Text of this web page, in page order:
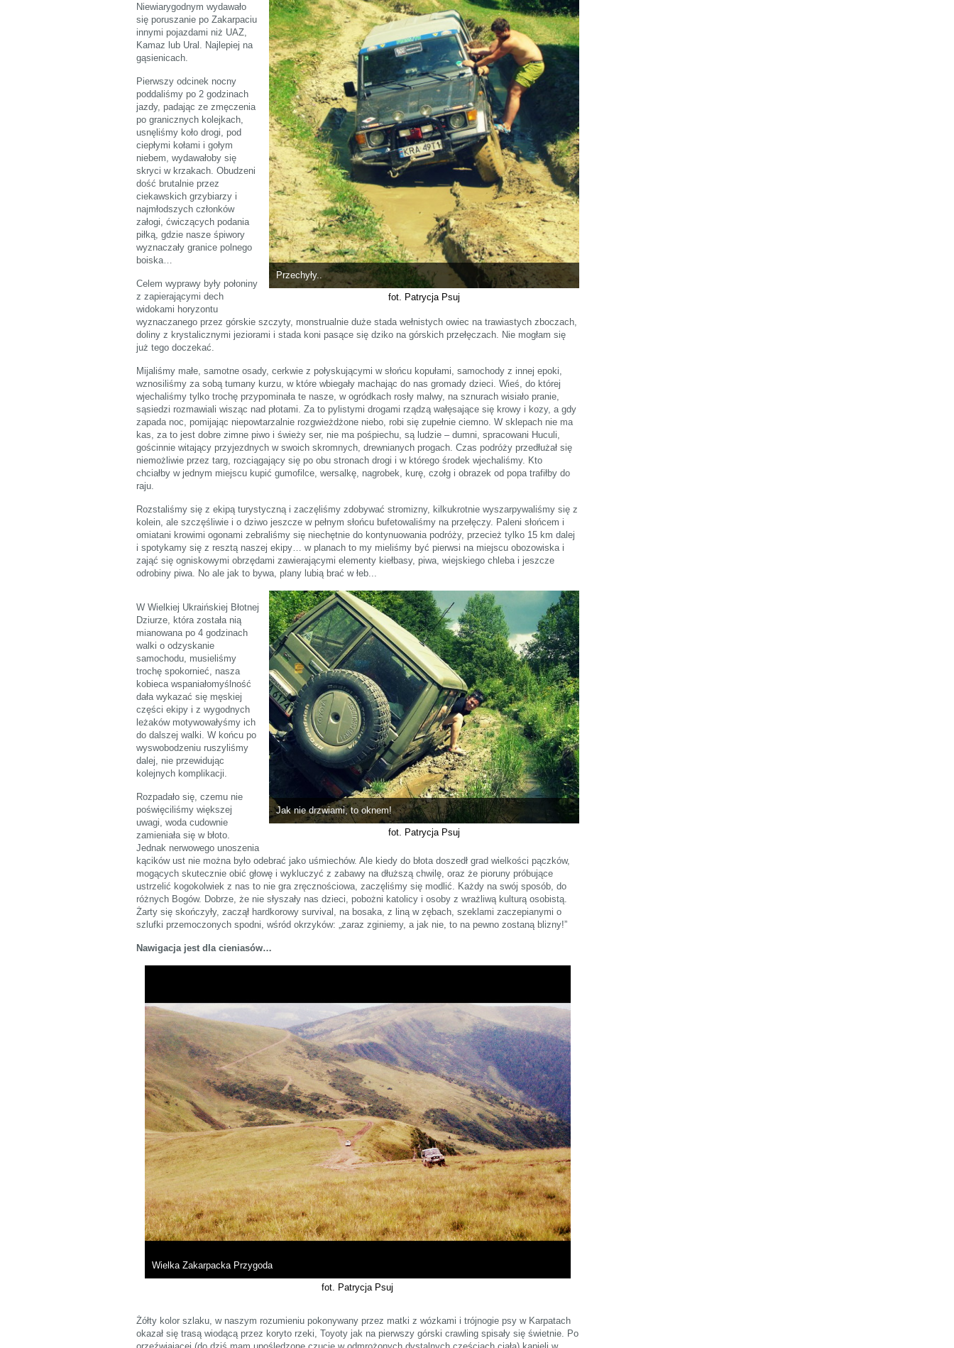
Przechyły..
fot. Patrycja Psuj
Niewiarygodnym wydawało
się poruszanie po Zakarpaciu
innymi pojazdami niż UAZ,
Kamaz lub Ural. Najlepiej na
gąsienicach.
Pierwszy odcinek nocny
poddaliśmy po 2 godzinach
jazdy, padając ze zmęczenia
po granicznych kolejkach,
usnęliśmy koło drogi, pod
ciepłymi kołami i gołym
niebem, wydawałoby się
skryci w krzakach. Obudzeni
dość brutalnie przez
ciekawskich grzybiarzy i
najmłodszych członków
załogi, ćwiczących podania
piłką, gdzie nasze śpiwory
wyznaczały granice polnego
boiska…
Celem wyprawy były połoniny
z zapierającymi dech
widokami horyzontu
wyznaczanego przez górskie szczyty, monstrualnie duże stada wełnistych owiec na trawiastych zboczach,
doliny z krystalicznymi jeziorami i stada koni pasące się dziko na górskich przełęczach. Nie mogłam się
już tego doczekać.
Mijaliśmy małe, samotne osady, cerkwie z połyskującymi w słońcu kopułami, samochody z innej epoki,
wznosiliśmy za sobą tumany kurzu, w które wbiegały machając do nas gromady dzieci. Wieś, do której
wjechaliśmy tylko trochę przypominała te nasze, w ogródkach rosły malwy, na sznurach wisiało pranie,
sąsiedzi rozmawiali wisząc nad płotami. Za to pylistymi drogami rządzą wałęsające się krowy i kozy, a gdy
zapada noc, pomijając niepowtarzalnie rozgwieżdżone niebo, robi się zupełnie ciemno. W sklepach nie ma
kas, za to jest dobre zimne piwo i świeży ser, nie ma pośpiechu, są ludzie – dumni, spracowani Huculi,
gościnnie witający przyjezdnych w swoich skromnych, drewnianych progach. Czas podróży przedłużał się
niemożliwie przez targ, rozciągający się po obu stronach drogi i w którego środek wjechaliśmy. Kto
chciałby w jednym miejscu kupić gumofilce, wersalkę, nagrobek, kurę, czołg i obrazek od popa trafiłby do
raju.
Rozstaliśmy się z ekipą turystyczną i zaczęliśmy zdobywać stromizny, kilkukrotnie wyszarpywaliśmy się z
kolein, ale szczęśliwie i o dziwo jeszcze w pełnym słońcu bufetowaliśmy na przełęczy. Paleni słońcem i
omiatani krowimi ogonami zebraliśmy się niechętnie do kontynuowania podróży, przecież tylko 15 km dalej
i spotykamy się z resztą naszej ekipy… w planach to my mieliśmy być pierwsi na miejscu obozowiska i
zająć się ogniskowymi obrzędami zawierającymi elementy kiełbasy, piwa, wiejskiego chleba i jeszcze
odrobiny piwa. No ale jak to bywa, plany lubią brać w łeb...
Jak nie drzwiami, to oknem!
fot. Patrycja Psuj
W Wielkiej Ukraińskiej Błotnej
Dziurze, która została nią
mianowana po 4 godzinach
walki o odzyskanie
samochodu, musieliśmy
trochę spokornieć, nasza
kobieca wspaniałomyślność
dała wykazać się męskiej
części ekipy i z wygodnych
leżaków motywowałyśmy ich
do dalszej walki. W końcu po
wyswobodzeniu ruszyliśmy
dalej, nie przewidując
kolejnych komplikacji.
Rozpadało się, czemu nie
poświęciliśmy większej
uwagi, woda cudownie
zamieniała się w błoto.
Jednak nerwowego unoszenia
kącików ust nie można było odebrać jako uśmiechów. Ale kiedy do błota doszedł grad wielkości pączków,
mogących skutecznie obić głowę i wykluczyć z zabawy na dłuższą chwilę, oraz że pioruny próbujące
ustrzelić kogokolwiek z nas to nie gra zręcznościowa, zaczęliśmy się modlić. Każdy na swój sposób, do
różnych Bogów. Dobrze, że nie słyszały nas dzieci, pobożni katolicy i osoby z wrażliwą kulturą osobistą.
Żarty się skończyły, zaczął hardkorowy survival, na bosaka, z liną w zębach, szeklami zaczepianymi o
szlufki przemoczonych spodni, wśród okrzyków: „zaraz zginiemy, a jak nie, to na pewno zostaną blizny!”
Nawigacja jest dla cieniasów…
Wielka Zakarpacka Przygoda
fot. Patrycja Psuj
Żółty kolor szlaku, w naszym rozumieniu pokonywany przez matki z wózkami i trójnogie psy w Karpatach
okazał się trasą wiodącą przez koryto rzeki, Toyoty jak na pierwszy górski crawling spisały się świetnie. Po
orzeźwiającej (do dziś mam upośledzone czucie w odmrożonych dystalnych częściach ciała) kąpieli w